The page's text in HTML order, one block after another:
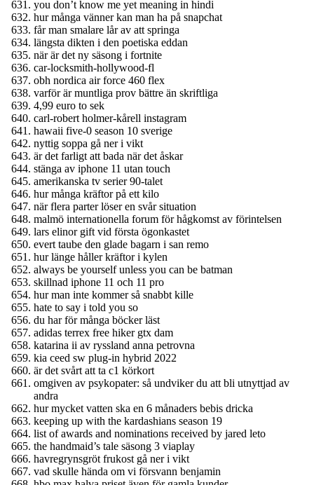
you don’t know me yet meaning in hindi
hur många vänner kan man ha på snapchat
får man smalare lår av att springa
längsta dikten i den poetiska eddan
när är det ny säsong i fortnite
car-locksmith-hollywood-fl
obh nordica air force 460 flex
varför är muntliga prov bättre än skriftliga
4,99 euro to sek
carl-robert holmer-kårell instagram
hawaii five-0 season 10 sverige
nyttig soppa gå ner i vikt
är det farligt att bada när det åskar
stänga av iphone 11 utan touch
amerikanska tv serier 90-talet
hur många kräftor på ett kilo
när flera parter löser en svår situation
malmö internationella forum för hågkomst av förintelsen
lars elinor gift vid första ögonkastet
evert taube den glade bagarn i san remo
hur länge håller kräftor i kylen
always be yourself unless you can be batman
skillnad iphone 11 och 11 pro
hur man inte kommer så snabbt kille
hate to say i told you so
du har för många böcker läst
adidas terrex free hiker gtx dam
katarina ii av ryssland anna petrovna
kia ceed sw plug-in hybrid 2022
är det svårt att ta c1 körkort
omgiven av psykopater: så undviker du att bli utnyttjad av
andra
hur mycket vatten ska en 6 månaders bebis dricka
keeping up with the kardashians season 19
list of awards and nominations received by jared leto
the handmaid’s tale säsong 3 viaplay
havregrynsgröt frukost gå ner i vikt
vad skulle hända om vi försvann benjamin